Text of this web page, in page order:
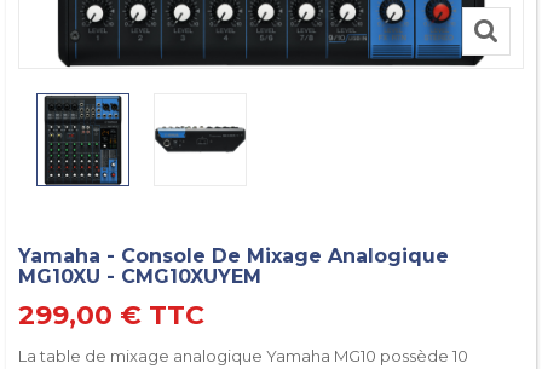
Yamaha - Console De Mixage Analogique
MG10XU - CMG10XUYEM
299,00 € TTC
La table de mixage analogique Yamaha MG10 possède 10